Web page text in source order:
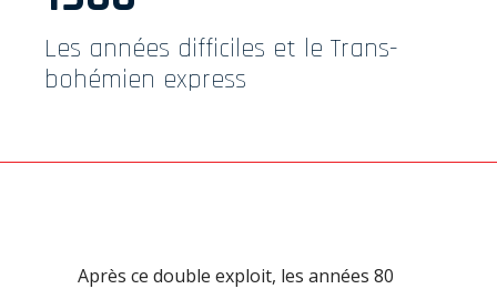
Les années difficiles et le Trans-
bohémien express
Après ce double exploit, les années 80